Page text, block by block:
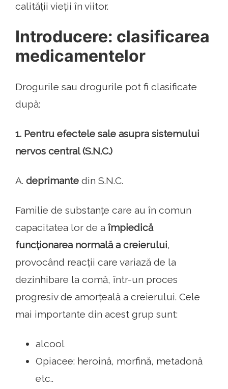
calității vieții în viitor.
Introducere: clasificarea
medicamentelor
Drogurile sau drogurile pot fi clasificate
după:
1. Pentru efectele sale asupra sistemului
nervos central (S.N.C.)
A. deprimante din S.N.C.
Familie de substanțe care au în comun
capacitatea lor de a împiedică
funcționarea normală a creierului,
provocând reacții care variază de la
dezinhibare la comă, într-un proces
progresiv de amorțeală a creierului. Cele
mai importante din acest grup sunt:
alcool
Opiacee: heroină, morfină, metadonă
etc..